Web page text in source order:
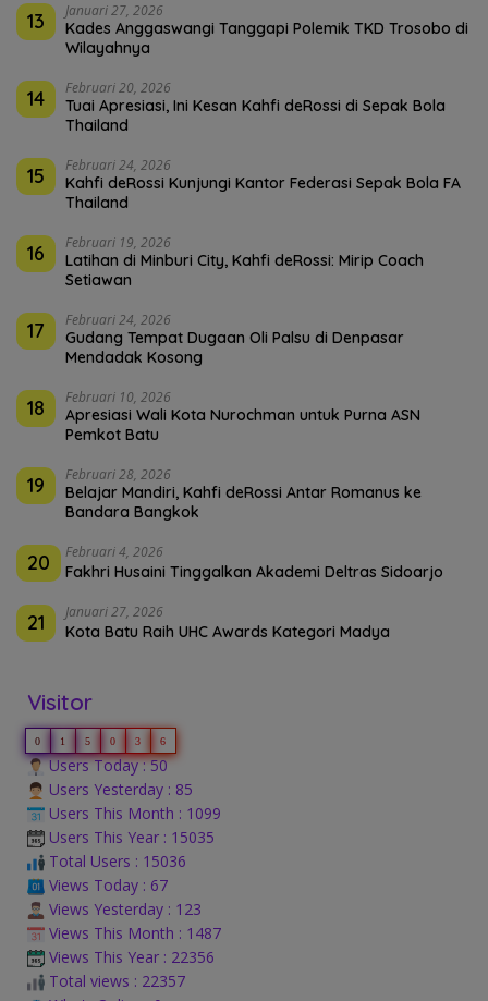
13 Januari 27, 2026
Kades Anggaswangi Tanggapi Polemik TKD Trosobo di
Wilayahnya
14 Februari 20, 2026
Tuai Apresiasi, Ini Kesan Kahfi deRossi di Sepak Bola
Thailand
15 Februari 24, 2026
Kahfi deRossi Kunjungi Kantor Federasi Sepak Bola FA
Thailand
16 Februari 19, 2026
Latihan di Minburi City, Kahfi deRossi: Mirip Coach
Setiawan
17 Februari 24, 2026
Gudang Tempat Dugaan Oli Palsu di Denpasar
Mendadak Kosong
18 Februari 10, 2026
Apresiasi Wali Kota Nurochman untuk Purna ASN
Pemkot Batu
19 Februari 28, 2026
Belajar Mandiri, Kahfi deRossi Antar Romanus ke
Bandara Bangkok
20 Februari 4, 2026
Fakhri Husaini Tinggalkan Akademi Deltras Sidoarjo
21 Januari 27, 2026
Kota Batu Raih UHC Awards Kategori Madya
Visitor
0 1 5 0 3 6
Users Today : 50
Users Yesterday : 85
Users This Month : 1099
Users This Year : 15035
Total Users : 15036
Views Today : 67
Views Yesterday : 123
Views This Month : 1487
Views This Year : 22356
Total views : 22357